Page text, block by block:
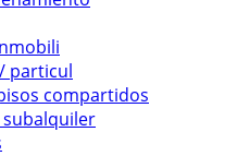
particul
compartidos